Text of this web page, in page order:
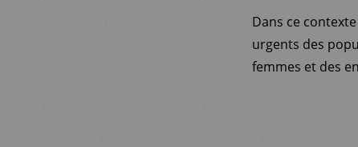
Dans ce
urgents des
femmes et des